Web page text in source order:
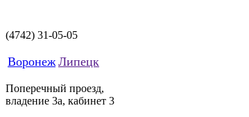
(4742) 31-05-05
Воронеж Липецк
Поперечный проезд,
владение 3а, кабинет 3